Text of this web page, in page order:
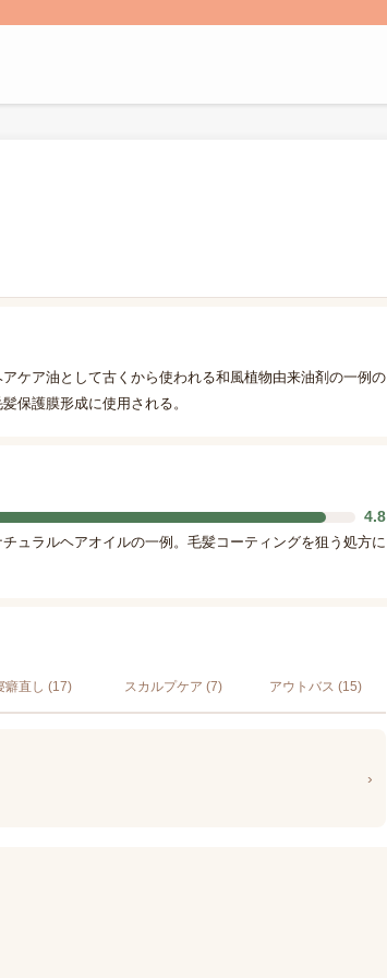
ケア油として古くから使われる和風植物由来油剤の一例の
保護膜形成に使用される。
4.8
ュラルヘアオイルの一例。毛髪コーティングを狙う処方に
癖直し (17) スカルプケア (7) アウトバス (15)
›